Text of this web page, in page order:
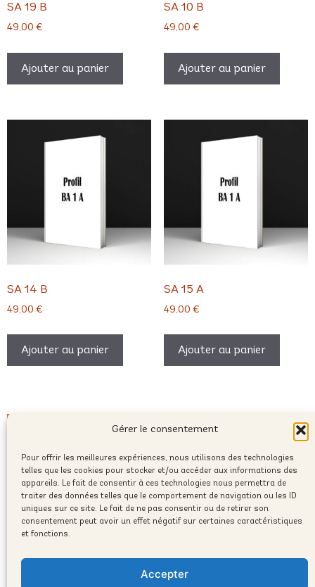
Gérer le consentement
Pour offrir les meilleures expériences, nous utilisons des technologies
telles que les cookies pour stocker et/ou accéder aux informations des
appareils. Le fait de consentir à ces technologies nous permettra de
traiter des données telles que le comportement de navigation ou les ID
uniques sur ce site. Le fait de ne pas consentir ou de retirer son
consentement peut avoir un effet négatif sur certaines caractéristiques
et fonctions.
Accepter
SA 19 B
49,00 €
Ajouter au panier
SA 10 B
49,00 €
Ajouter au panier
SA 14 B
49,00 €
Ajouter au panier
SA 15 A
49,00 €
Ajouter au panier
© 2025 Copyright